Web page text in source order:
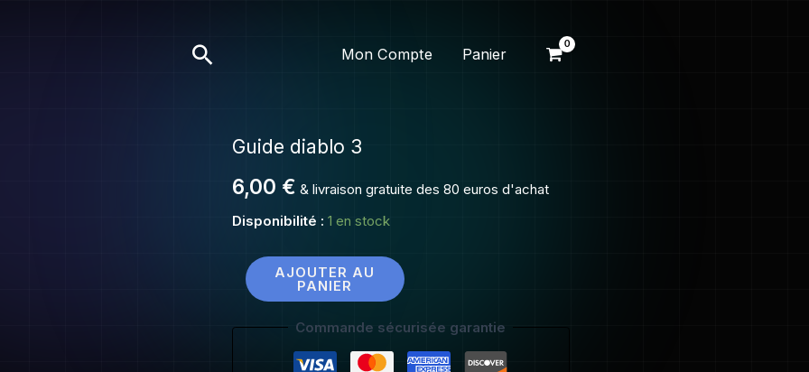
Rechercher Mon Compte Panier
Guide diablo 3
6,00 € & livraison gratuite des 80 euros d'achat
Disponibilité : 1 en stock
quantité
Guide
diablo
AJOUTER AU
PANIER
Commande sécurisée garantie
3